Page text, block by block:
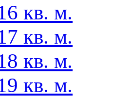
кв. м.
кв. м.
кв. м.
кв. м.